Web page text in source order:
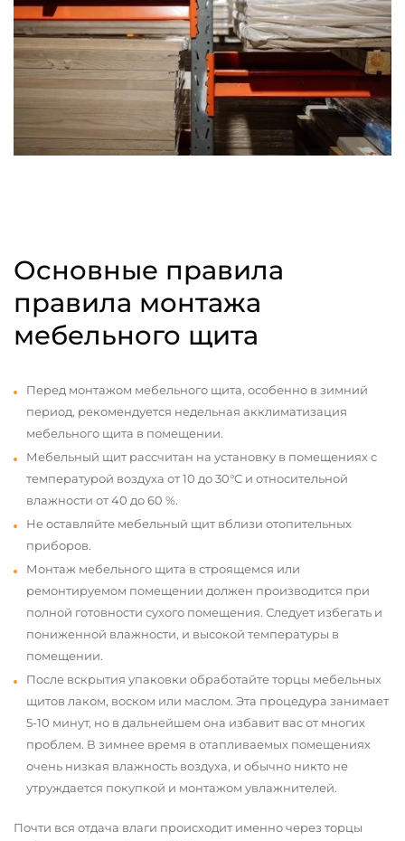
Основные правила
правила монтажа
мебельного щита
Перед монтажом мебельного щита, особенно в зимний
период, рекомендуется недельная акклиматизация
мебельного щита в помещении.
Мебельный щит рассчитан на установку в помещениях с
температурой воздуха от 10 до 30°С и относительной
влажности от 40 до 60 %.
Не оставляйте мебельный щит вблизи отопительных
приборов.
Монтаж мебельного щита в строящемся или
ремонтируемом помещении должен производится при
полной готовности сухого помещения. Следует избегать и
пониженной влажности, и высокой температуры в
помещении.
После вскрытия упаковки обработайте торцы мебельных
щитов лаком, воском или маслом. Эта процедура занимает
5-10 минут, но в дальнейшем она избавит вас от многих
проблем. В зимнее время в отапливаемых помещениях
очень низкая влажность воздуха, и обычно никто не
утруждается покупкой и монтажом увлажнителей.
Почти вся отдача влаги происходит именно через торцы